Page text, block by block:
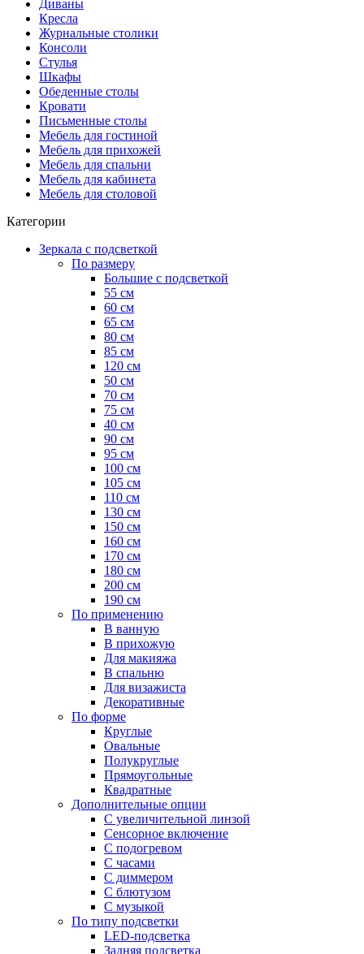
Диваны
Кресла
Журнальные столики
Консоли
Стулья
Шкафы
Обеденные столы
Кровати
Письменные столы
Мебель для гостиной
Мебель для прихожей
Мебель для спальни
Мебель для кабинета
Мебель для столовой
Категории
Зеркала с подсветкой
По размеру
Большие с подсветкой
55 см
60 см
65 см
80 см
85 см
120 см
50 см
70 см
75 см
40 см
90 см
95 см
100 см
105 см
110 см
130 см
150 см
160 см
170 см
180 см
200 см
190 см
По применению
В ванную
В прихожую
Для макияжа
В спальню
Для визажиста
Декоративные
По форме
Круглые
Овальные
Полукруглые
Прямоугольные
Квадратные
Дополнительные опции
C увеличительной линзой
Сенсорное включение
С подогревом
С часами
С диммером
С блютузом
С музыкой
По типу подсветки
LED-подсветка
Задняя подсветка